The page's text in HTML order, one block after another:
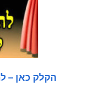
הקלק כאן –